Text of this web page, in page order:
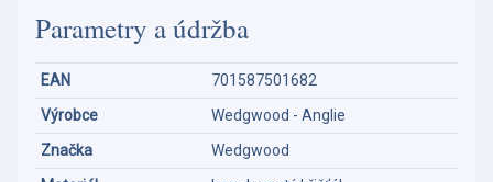
Parametry a údržba
EAN
701587501682
Výrobce
Wedgwood - Anglie
Značka
Wedgwood